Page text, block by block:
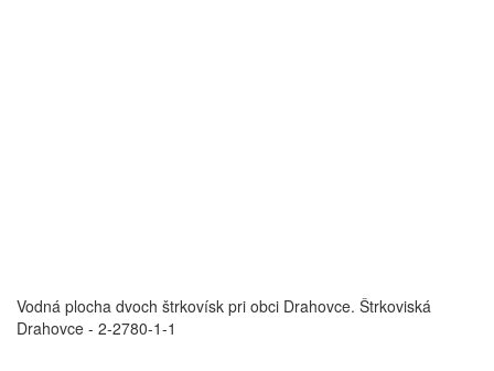
Vodná plocha dvoch štrkovísk pri obci Drahovce. Štrkoviská
Drahovce - 2-2780-1-1